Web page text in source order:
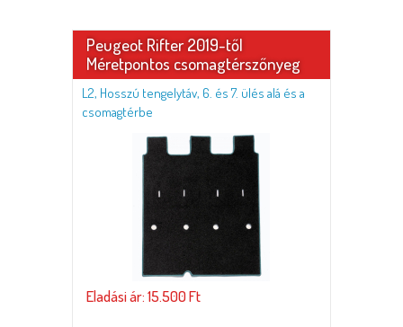
Peugeot Rifter 2019-től
Méretpontos csomagtérszőnyeg
L2, Hosszú tengelytáv, 6. és 7. ülés alá és a
csomagtérbe
Eladási ár: 15.500 Ft